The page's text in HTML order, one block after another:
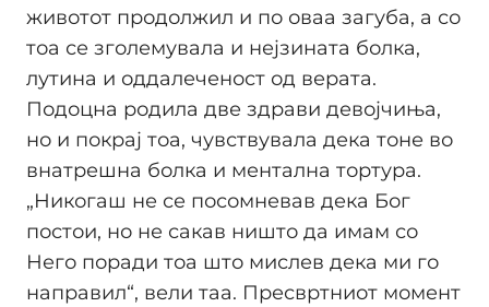
животот продолжил и по оваа загуба, а со
тоа се зголемувала и нејзината болка,
лутина и оддалеченост од верата.
Подоцна родила две здрави девојчиња,
но и покрај тоа, чувствувала дека тоне во
внатрешна болка и ментална тортура.
„Никогаш не се посомневав дека Бог
постои, но не сакав ништо да имам со
Него поради тоа што мислев дека ми го
направил“, вели таа. Пресвртниот момент